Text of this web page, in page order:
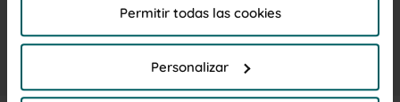
las cookies, y sus datos de contacto son accesibles
en elAviso Legal
Por favor, haga clic en "Permitir todas las cookies" si
Permitir todas las cookies
Personalizar
Formulario
ACCEDER